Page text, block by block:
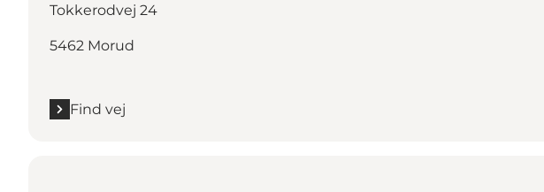
Tokkerodvej 24
5462 Morud
Find vej